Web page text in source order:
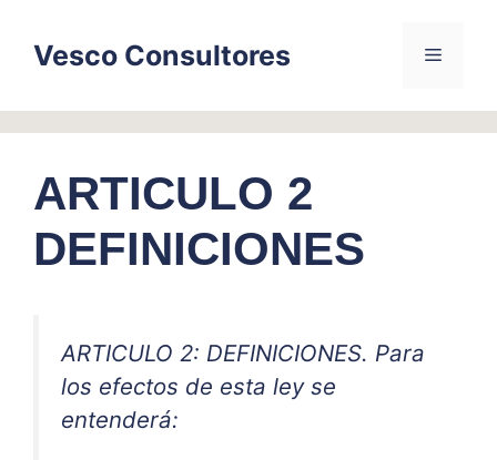
contentVesco Consultores Menu
ARTICULO 2
DEFINICIONES
ARTICULO 2: DEFINICIONES. Para
los efectos de esta ley se
entenderá: